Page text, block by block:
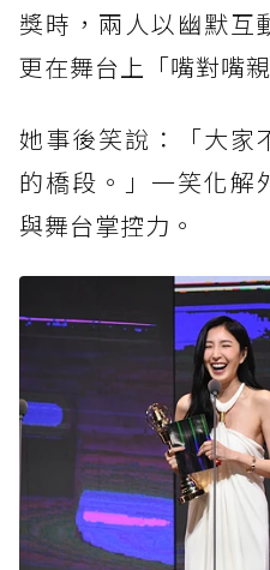
獎時，兩人以幽默互
更在舞台上「嘴對嘴
她事後笑說：「大家
的橋段。」一笑化解
與舞台掌控力。